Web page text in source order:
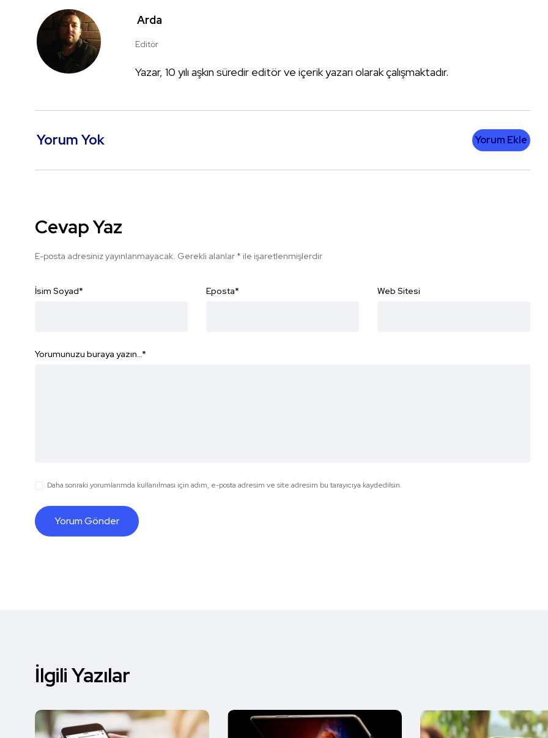
Arda
Editör
Yazar, 10 yılı aşkın süredir editör ve içerik yazarı olarak çalışmaktadır.
Yorum Yok Yorum Ekle
Cevap Yaz
E-posta adresiniz yayınlanmayacak. Gerekli alanlar * ile işaretlenmişlerdir
İsim Soyad* Eposta* Web Sitesi
Yorumunuzu buraya yazın...*
Daha sonraki yorumlarımda kullanılması için adım, e-posta adresim ve site adresim bu tarayıcıya kaydedilsin.
İlgili Yazılar